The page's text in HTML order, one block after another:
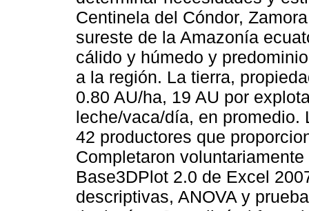
Centinela del Cóndor,
sureste de la Amazonía
cálido y húmedo y
a la región. La tierra,
0.80 AU/ha, 19 AU por
leche/vaca/día, en promedio.
42 productores que
Completaron
Base3DPlot 2.0 de Excel
descriptivas, ANOVA y